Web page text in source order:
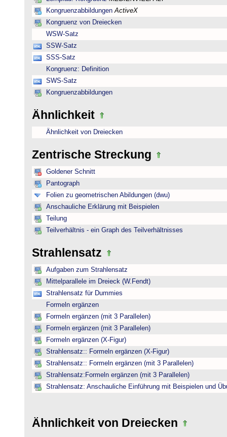
Kongruenzabbildungen ActiveX
Kongruenz von Dreiecken
WSW-Satz
SSW-Satz
SSS-Satz
Kongruenz: Definition
SWS-Satz
Kongruenzabbildungen
Ähnlichkeit
Ähnlichkeit von Dreiecken
Zentrische Streckung
Goldener Schnitt
Pantograph
Folien zu geometrischen Abildungen (dwu)
Anschauliche Erklärung mit Beispielen
Teilung
Teilverhältnis - ein Graph des Teilverhältnisses
Strahlensatz
Aufgaben zum Strahlensatz
Mittelparallele im Dreieck (W.Fendt)
Strahlensatz für Dummies
Formeln ergänzen
Formeln ergänzen (mit 3 Parallelen)
Formeln ergänzen (mit 3 Parallelen)
Formeln ergänzen (X-Figur)
Strahlensatz:: Formeln ergänzen (X-Figur)
Strahlensatz:: Formeln ergänzen (mit 3 Parallelen)
Strahlensatz:Formeln ergänzen (mit 3 Parallelen)
Strahlensatz: Anschauliche Einführung mit Beispielen und
Ähnlichkeit von Dreiecken